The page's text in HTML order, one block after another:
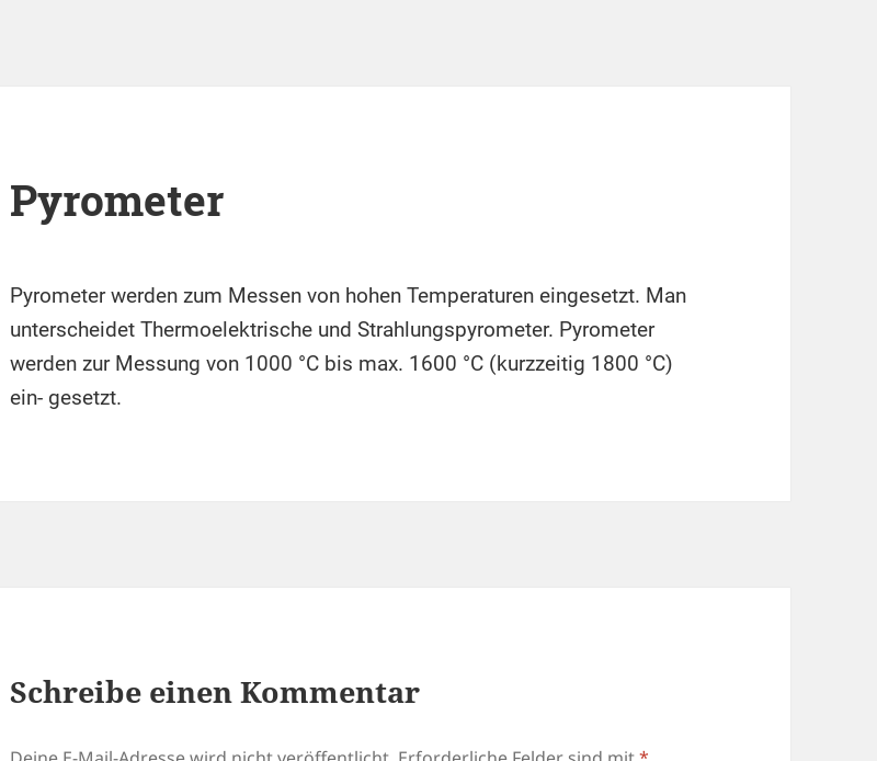
Pyrometer
Pyrometer werden zum Messen von hohen Temperaturen eingesetzt. Man
unterscheidet Thermoelektrische und Strahlungspyrometer. Pyrometer
werden zur Messung von 1000 °C bis max. 1600 °C (kurzzeitig 1800 °C)
ein- gesetzt.
Schreibe einen Kommentar